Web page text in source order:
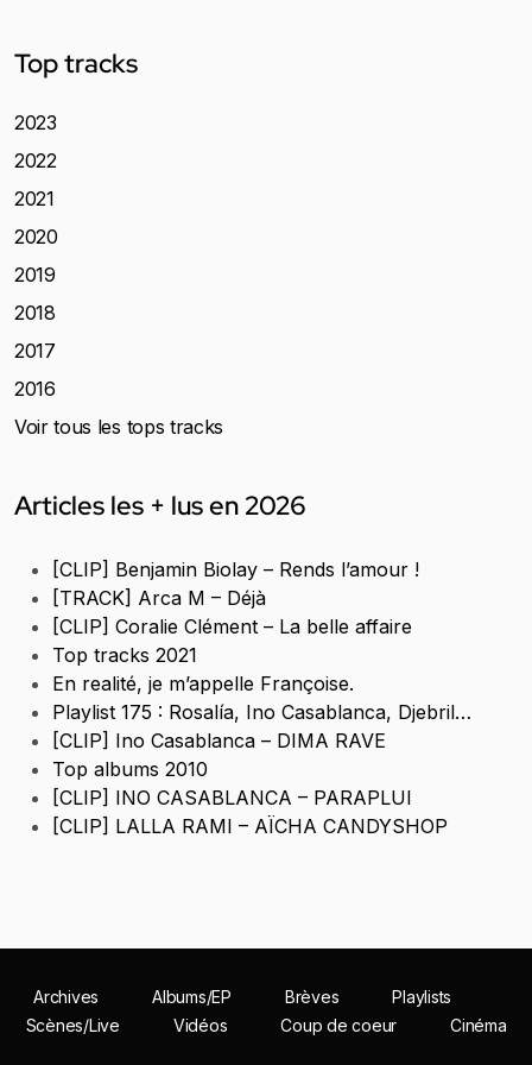
Top tracks
2023
2022
2021
2020
2019
2018
2017
2016
Voir tous les tops tracks
Articles les + lus en 2026
[CLIP] Benjamin Biolay – Rends l’amour !
[TRACK] Arca M – Déjà
[CLIP] Coralie Clément – La belle affaire
Top tracks 2021
En realité, je m’appelle Françoise.
Playlist 175 : Rosalía, Ino Casablanca, Djebril…
[CLIP] Ino Casablanca – DIMA RAVE
Top albums 2010
[CLIP] INO CASABLANCA – PARAPLUI
[CLIP] LALLA RAMI – AÏCHA CANDYSHOP
Archives Albums/EP Brèves
Playlists
Scènes/Live
Vidéos Coup de coeur Cinéma